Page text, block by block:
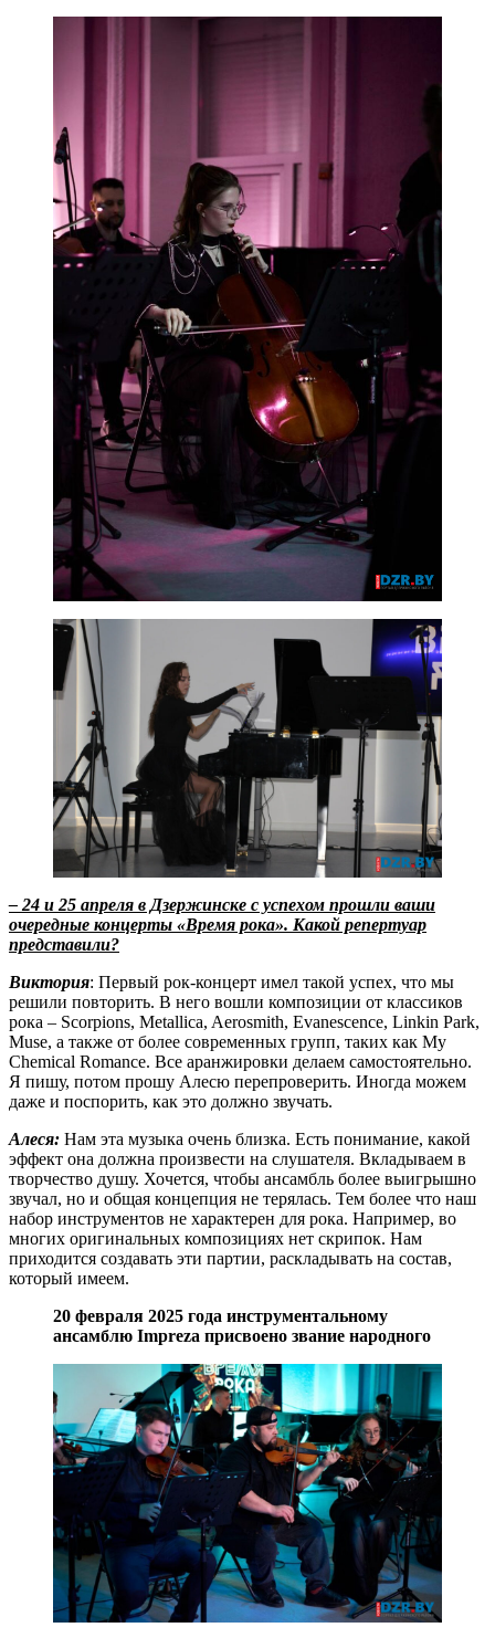
– 24 и 25 апреля в Дзержинске с успехом прошли ваши
очередные концерты «Время рока». Какой репертуар
представили?
Виктория: Первый рок-концерт имел такой успех, что мы
решили повторить. В него вошли композиции от классиков
рока – Scorpions, Metallica, Aerosmith, Evanescence, Linkin Park,
Muse, а также от более современных групп, таких как My
Chemical Romance. Все аранжировки делаем самостоятельно.
Я пишу, потом прошу Алесю перепроверить. Иногда можем
даже и поспорить, как это должно звучать.
Алеся: Нам эта музыка очень близка. Есть понимание, какой
эффект она должна произвести на слушателя. Вкладываем в
творчество душу. Хочется, чтобы ансамбль более выигрышно
звучал, но и общая концепция не терялась. Тем более что наш
набор инструментов не характерен для рока. Например, во
многих оригинальных композициях нет скрипок. Нам
приходится создавать эти партии, раскладывать на состав,
который имеем.
20 февраля 2025 года инструментальному
ансамблю Impreza присвоено звание народного